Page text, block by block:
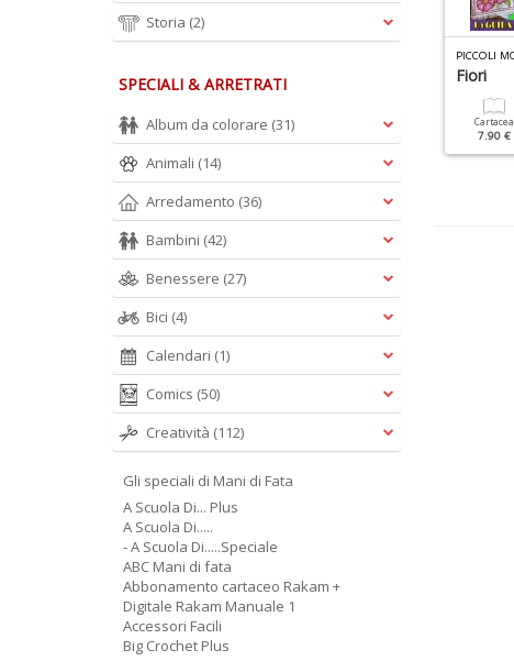
Digitale
4.90 €
Piastrelle A Fiori
Cartacea
9.90 €
Digitale
Fiori
Cartacea
7.90 €
Storia (2)
SPECIALI & ARRETRATI
Album da colorare (31)
Animali (14)
Arredamento (36)
Bambini (42)
Benessere (27)
Bici (4)
Calendari (1)
Comics (50)
Creatività (112)
Gli speciali di Mani di Fata
A Scuola Di... Plus
A Scuola Di.....
- A Scuola Di.....Speciale
ABC Mani di fata
Abbonamento cartaceo Rakam +
Digitale Rakam Manuale 1
Accessori Facili
Big Crochet Plus